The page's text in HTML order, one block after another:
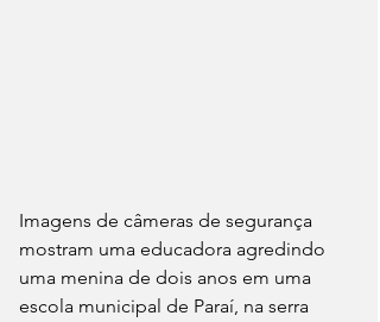
Imagens de câmeras de segurança
mostram uma educadora agredindo
uma menina de dois anos em uma
escola municipal de Paraí, na serra